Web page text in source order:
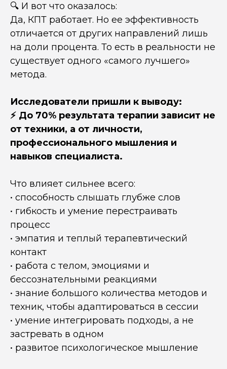
🔍 И вот что оказалось:
Да, КПТ работает. Но ее эффективность
отличается от других направлений лишь
на доли процента. То есть в реальности не
существует одного «самого лучшего»
метода.
Исследователи пришли к выводу:
⚡ До 70% результата терапии зависит не
от техники, а от личности,
профессионального мышления и
навыков специалиста.
Что влияет сильнее всего:
• способность слышать глубже слов
• гибкость и умение перестраивать
процесс
• эмпатия и теплый терапевтический
контакт
• работа с телом, эмоциями и
бессознательными реакциями
• знание большого количества методов и
техник, чтобы адаптироваться в сессии
• умение интегрировать подходы, а не
застревать в одном
• развитое психологическое мышление